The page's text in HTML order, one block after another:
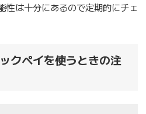
性は十分にあるので定期的にチェ
クペイを使うときの注